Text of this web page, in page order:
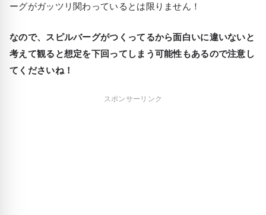
ーグがガッツリ関わっているとは限りません！
なので、スピルバーグがつくってるから面白いに違いないと
考えて観ると想定を下回ってしまう可能性もあるので注意し
てくださいね！
スポンサーリンク